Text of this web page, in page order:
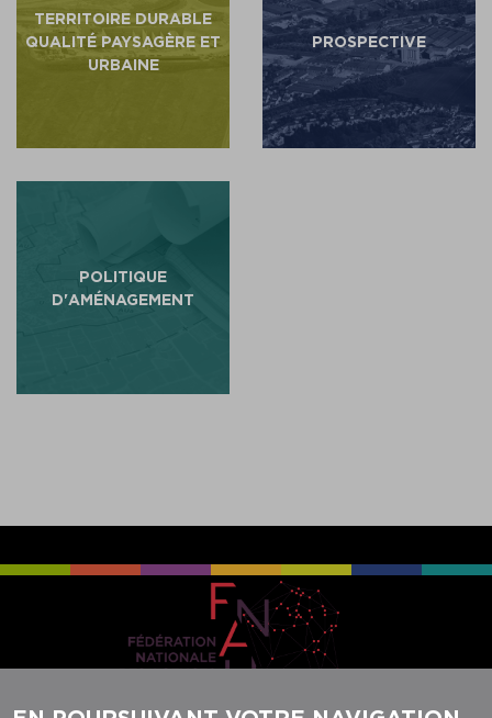
TERRITOIRE DURABLE
QUALITÉ PAYSAGÈRE ET
URBAINE
PROSPECTIVE
POLITIQUE
D'AMÉNAGEMENT